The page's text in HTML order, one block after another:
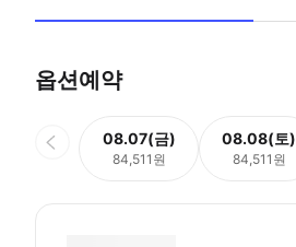
옵션예약
08.07(금)
84,511원
08.08(토)
84,511원